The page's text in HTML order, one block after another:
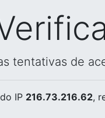
tentativas de
do IP 216.73.216.62,